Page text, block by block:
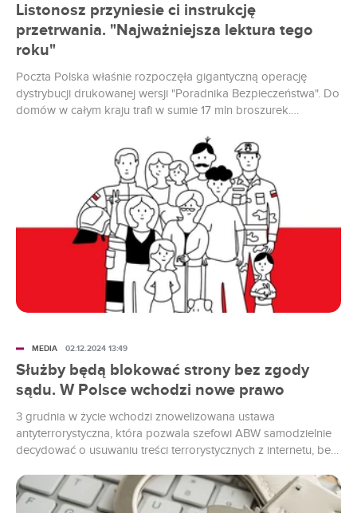
Listonosz przyniesie ci instrukcję
przetrwania. "Najważniejsza lektura tego
roku"
Poczta Polska właśnie rozpoczęła gigantyczną operację
dystrybucji drukowanej wersji "Poradnika Bezpieczeństwa". Do
domów w całym kraju trafi w sumie 17 mln broszurek.
Bezpieczeństwa" zakończył się w grudniu, a teraz pałeczkę
przejęli listonosze. Cała operacja rozsyłania poradników ma
potrwać nieco ponad miesiąc, a harmonogram nie jest
przypadkowy. W...
Służby będą blokować strony bez zgody
sądu. W Polsce wchodzi nowe prawo
3 grudnia w życie wchodzi znowelizowana ustawa
antyterrorystyczna, która pozwala szefowi ABW samodzielnie
decydować o usuwaniu treści terrorystycznych z internetu, bez
MEDIA 02.12.2024 13:49